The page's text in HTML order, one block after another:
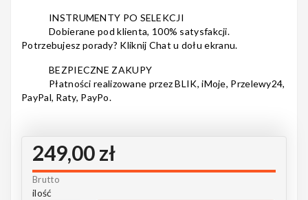
INSTRUMENTY PO SELEKCJI
Dobierane pod klienta, 100% satysfakcji.
Potrzebujesz porady? Kliknij Chat u dołu ekranu.
BEZPIECZNE ZAKUPY
Płatności realizowane przez BLIK, iMoje, Przelewy24,
PayPal, Raty, PayPo.
249,00 zł
Brutto
ilość